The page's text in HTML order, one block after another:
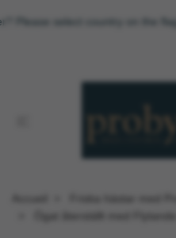
Please select country on the flag